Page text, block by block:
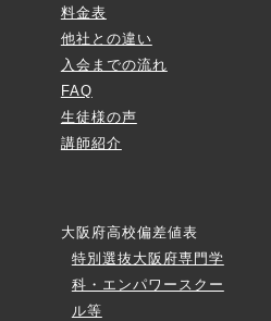
料金表
他社との違い
入会までの流れ
FAQ
生徒様の声
講師紹介
大阪府高校偏差値表
特別選抜大阪府専門学
科・エンパワースクー
ル等